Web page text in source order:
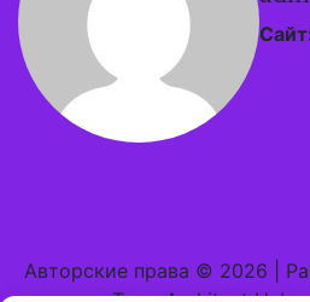
Авторские права © 2026 |